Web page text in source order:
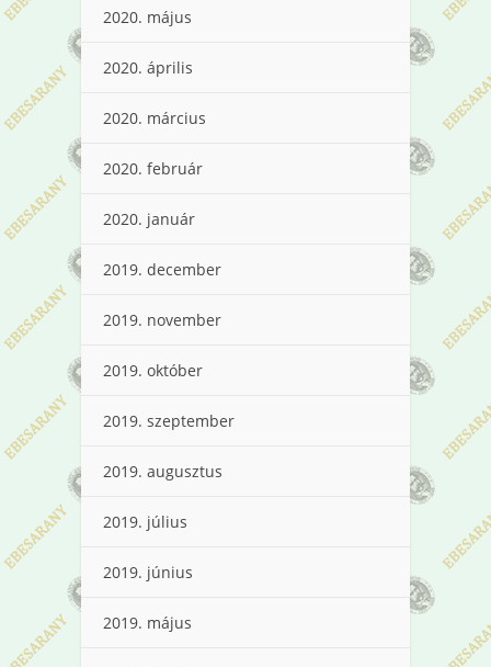
2020. május
2020. április
2020. március
2020. február
2020. január
2019. december
2019. november
2019. október
2019. szeptember
2019. augusztus
2019. július
2019. június
2019. május